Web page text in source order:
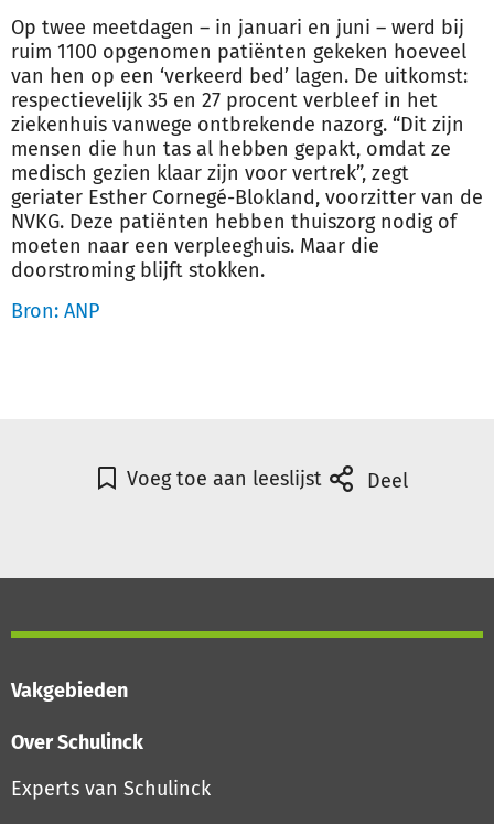
Op twee meetdagen – in januari en juni – werd bij
ruim 1100 opgenomen patiënten gekeken hoeveel
van hen op een ‘verkeerd bed’ lagen. De uitkomst:
respectievelijk 35 en 27 procent verbleef in het
ziekenhuis vanwege ontbrekende nazorg. “Dit zijn
mensen die hun tas al hebben gepakt, omdat ze
medisch gezien klaar zijn voor vertrek”, zegt
geriater Esther Cornegé-Blokland, voorzitter van de
NVKG. Deze patiënten hebben thuiszorg nodig of
moeten naar een verpleeghuis. Maar die
doorstroming blijft stokken.
Bron: ANP
Voeg toe aan leeslijst Deel
Vakgebieden
Over Schulinck
Experts van Schulinck